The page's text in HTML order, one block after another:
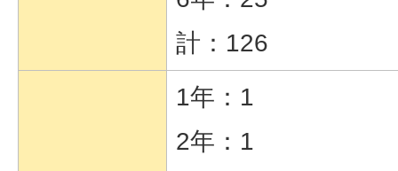
計：126
1年：1
2年：1